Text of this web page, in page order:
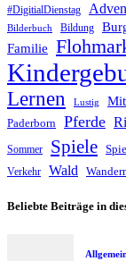
#DigitialDienstag
Bilderbuch Bildung
Familie
Lernen Lustig
Paderborn Pferde
Sommer Spiele
Verkehr Wald
Beliebte Beiträge in